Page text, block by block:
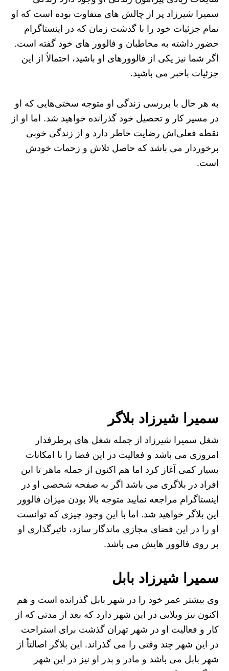
سمیرا شیرزاد پر از چالش های متفاوت بوده است که او
تمام جزئیات خود را با گذشت زمان که در اینستاگرام
حضور داشته به مخاطبان و فالوور های خود گفته است.
اگر شما نیز یکی از فالوورهای او باشید، احتمالاً از این
جزئیات باخبر می باشید.
به هر حال با بررسی زندگی او متوجه سختی‌هایی که او
در مسیر کار و تحصیل خود گذرانده خواهید شد. اما او از
نقطه فعلی‌اش رضایت خاطر دارد و از زندگی خوبی
برخوردار می‌ باشد که حاصل تلاش و زحمات خودش
است.
سمیرا شیرزاد بلاگر
شغل سمیرا شیرزاد از جمله شغل های پرطرفدار
امروزی می باشد و فعالیت در این فضا را با امکانات
بسیار کمی آغاز کرد اما هم اکنون از جمله ماهر تا این
افراد در بلاگری می باشد اگر به صفحه شخصی او در
اینستاگرام مراجعه نمایید متوجه بالا بودن میزان فالوور
این بلاگر خواهید شد. اما با این وجود چیزی که توانست
او را در این فضای مجازی ماندگار سازد، تاثیرگذاری او
بر روی فالوور هایش می باشد.
سمیرا شیرزاد بابل
وی بیشتر عمر خود را در شهر بابل گذرانده است و هم
اکنون نیز ویلایی در این شهر دارد که بعد از مدتی که از
کار و فعالیت او در شهر تهران گذشت برای استراحت
در این شهر چند وقتی را می گذراند. این بلاگر اصالتاً از
شهر بابل می باشد و مادر و پدر او نیز در این شهر